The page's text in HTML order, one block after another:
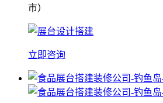
市）
立即咨询